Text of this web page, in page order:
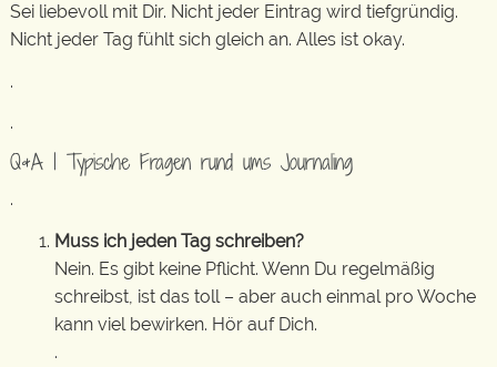
Sei liebevoll mit Dir. Nicht jeder Eintrag wird tiefgründig.
Nicht jeder Tag fühlt sich gleich an. Alles ist okay.
.
.
Q&A | Typische Fragen rund ums Journaling
.
Muss ich jeden Tag schreiben?
Nein. Es gibt keine Pflicht. Wenn Du regelmäßig
schreibst, ist das toll – aber auch einmal pro Woche
kann viel bewirken. Hör auf Dich.
.